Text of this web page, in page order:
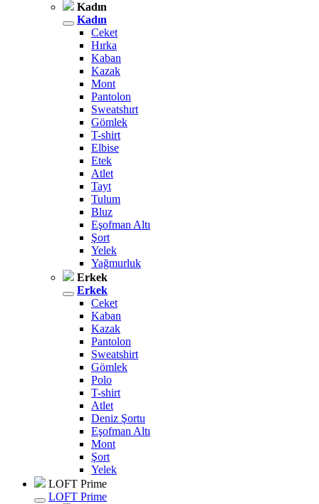
Kadın
Kadın
Ceket
Hırka
Kaban
Kazak
Mont
Pantolon
Sweatshırt
Gömlek
T-shirt
Elbise
Etek
Atlet
Tayt
Tulum
Bluz
Eşofman Altı
Şort
Yelek
Yağmurluk
Erkek
Erkek
Ceket
Kaban
Kazak
Pantolon
Sweatshirt
Gömlek
Polo
T-shirt
Atlet
Deniz Şortu
Eşofman Altı
Mont
Şort
Yelek
LOFT Prime
LOFT Prime